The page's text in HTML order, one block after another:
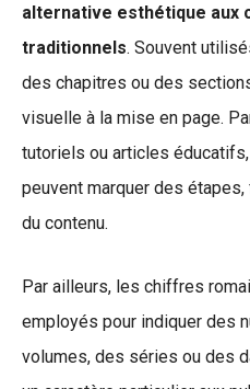
alternative esthétique aux
traditionnels. Souvent
des chapitres ou des
visuelle à la mise en page.
tutoriels ou articles
peuvent marquer des
du contenu.
Par ailleurs, les chiffres
employés pour indiquer des
volumes, des séries ou des